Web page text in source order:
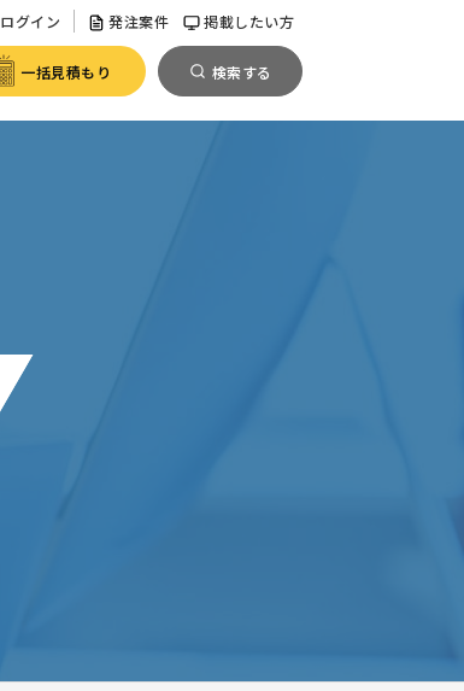
ログイン 発注案件 掲載したい方
一括見積もり 検索する